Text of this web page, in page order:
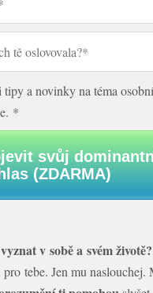
tipy a novinky na téma
*
svůj
(ZDARMA)
v sobě a svém
tebe. Jen mu naslouchej.